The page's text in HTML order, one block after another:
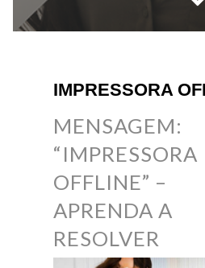
IMPRESSORA
MENSAGEM:
“IMPRESSORA
OFFLINE” –
APRENDA A
RESOLVER